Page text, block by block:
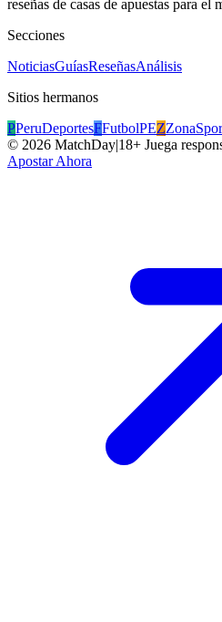
reseñas de casas de apuestas para el
Secciones
NoticiasGuíasReseñasAnálisis
Sitios hermanos
PPeruDeportesFFutbolPEZ
© 2026 MatchDay|18+ Juega
Apostar Ahora